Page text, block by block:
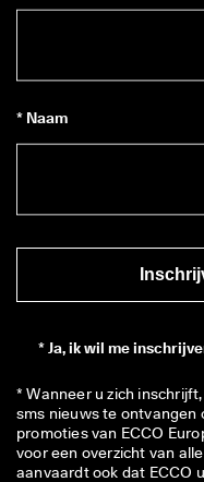
* Naam
*Ja, ik wil me
* Wanneer u zich
sms nieuws te ontvangen
promoties van ECCO
voor een overzicht van
aanvaardt ook dat ECCO